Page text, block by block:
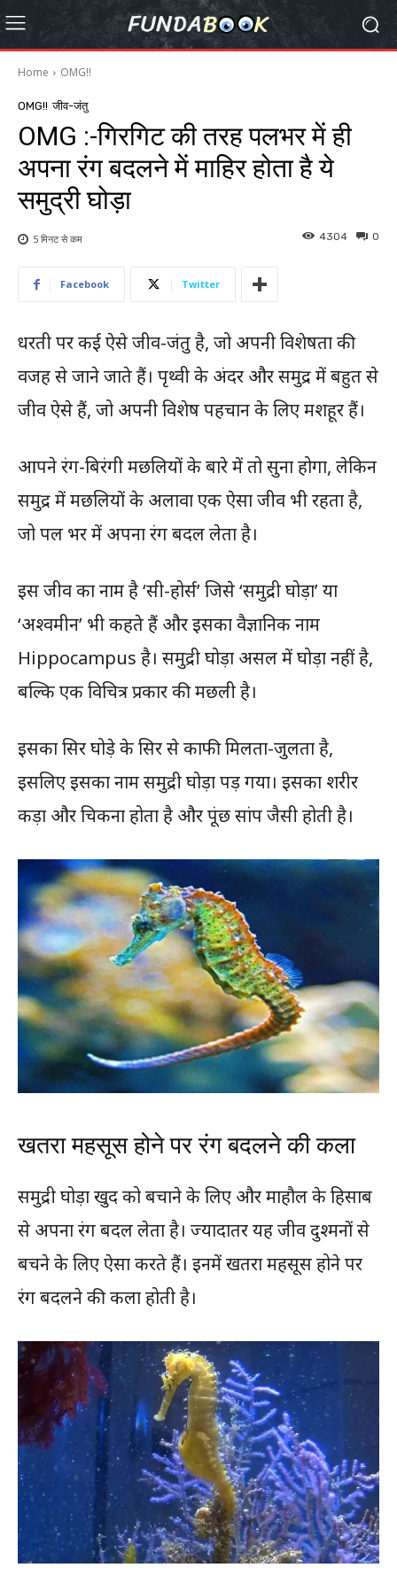
Home OMG!!
OMG!! जीव-जंतु
OMG :-गिरगिट की तरह पलभर में ही
अपना रंग बदलने में माहिर होता है ये
समुद्री घोड़ा
0
4304
5 मिनट सेकम
Facebook Twitter
धरती पर कई ऐसे जीव-जंतु है, जो अपनी विशेषता की
वजह से जाने जाते हैं। पृथ्वी के अंदर और समुद्र में बहुत से
जीव ऐसे हैं, जो अपनी विशेष पहचान के लिए मशहूर हैं।
आपने रंग-बिरंगी मछलियों के बारे में तो सुना होगा, लेकिन
समुद्र में मछलियों के अलावा एक ऐसा जीव भी रहता है,
जो पल भर में अपना रंग बदल लेता है।
इस जीव का नाम है ‘सी-होर्स’ जिसे ‘समुद्री घोड़ा’ या
‘अश्वमीन’ भी कहते हैं और इसका वैज्ञानिक नाम
Hippocampus है। समुद्री घोड़ा असल में घोड़ा नहीं है,
बल्कि एक विचित्र प्रकार की मछली है।
इसका सिर घोड़े के सिर से काफी मिलता-जुलता है,
इसलिए इसका नाम समुद्री घोड़ा पड़ गया। इसका शरीर
कड़ा और चिकना होता है और पूंछ सांप जैसी होती है।
खतरा महसूस होने पर रंग बदलने की कला
समुद्री घोड़ा खुद को बचाने के लिए और माहौल के हिसाब
से अपना रंग बदल लेता है। ज्यादातर यह जीव दुश्मनों से
बचने के लिए ऐसा करते हैं। इनमें खतरा महसूस होने पर
रंग बदलने की कला होती है।